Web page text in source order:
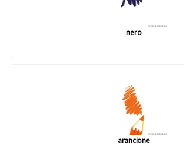
nero
arancione